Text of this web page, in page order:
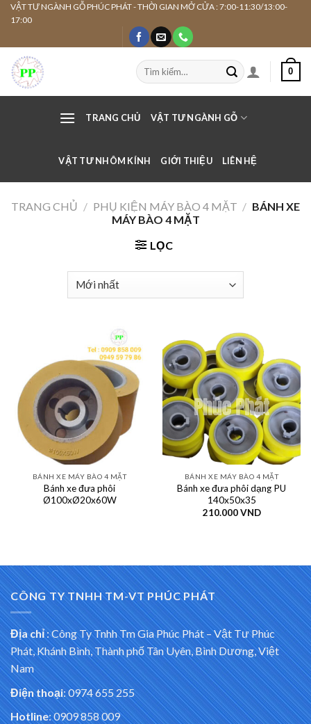
SkipVẬT TƯ NGÀNH GỖ PHÚC PHÁT - THỜI GIAN MỞ CỬA : 7:00-11:30/13:00-
17:00
Tìm
kiếm:
0
TRANG CHỦ VẬT TƯ NGÀNH GỖ
VẬT TƯ NHÔM KÍNH GIỚI THIỆU LIÊN HỆ
TRANG CHỦ / PHỤ KIỆN MÁY BÀO 4 MẶT / BÁNH XE
MÁY BÀO 4 MẶT
LỌC
BÁNH XE MÁY BÀO 4 MẶT
Bánh xe đưa phôi
Ø100xØ20x60W
BÁNH XE MÁY BÀO 4 MẶT
Bánh xe đưa phôi dạng PU
140x50x35
210.000VND
CÔNG TY TNHH TM-VT PHÚC PHÁT
Địa chỉ:Công Ty Tnhh Tm Gia Phúc Phát – Vật Tư Phúc
Phát, Khánh Bình, Thành phố Tân Uyên, Bình Dương, Việt
Nam
Điện thoại: 0974 655 255
Hotline: 0909 858 009